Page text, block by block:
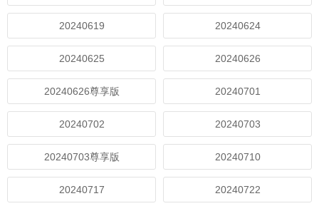
20240619 20240624
20240625 20240626
20240626尊享版 20240701
20240702 20240703
20240703尊享版 20240710
20240717 20240722